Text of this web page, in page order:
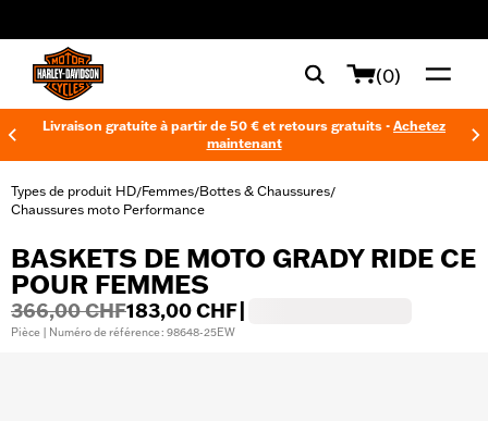
(0)
Livraison gratuite à partir de 50 € et retours gratuits - Achetez
maintenant
Types de produit HD/Femmes/Bottes & Chaussures/
Chaussures moto Performance
BASKETS DE MOTO GRADY RIDE CE
POUR FEMMES
366,00 CHF183,00 CHF
Pièce | Numéro de référence : 98648-25EW